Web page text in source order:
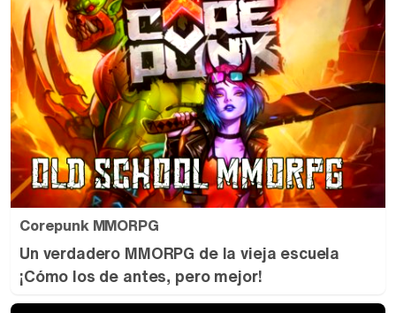
Corepunk MMORPG
Un verdadero MMORPG de la vieja escuela
¡Cómo los de antes, pero mejor!